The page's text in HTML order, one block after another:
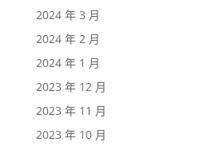
2024 年 3 月
2024 年 2 月
2024 年 1 月
2023 年 12 月
2023 年 11 月
2023 年 10 月